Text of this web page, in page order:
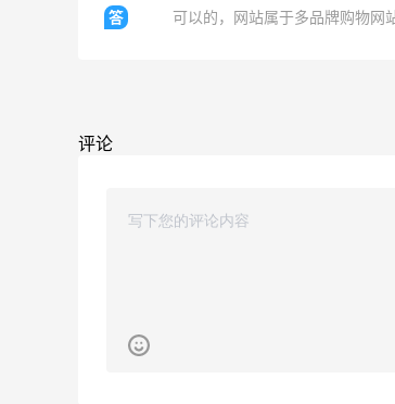
答 可以的，网站属于多品牌购物网
评论
苦巧咸酪碎银子 | 喜茶最夯的一
08月08日